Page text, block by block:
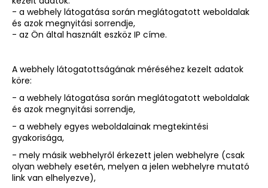
- a webhely látogatása során meglátogatott weboldalak
és azok megnyitási sorrendje,
- az Ön által használt eszköz IP címe.
A webhely látogatottságának méréséhez kezelt adatok
köre:
- a webhely látogatása során meglátogatott weboldalak
és azok megnyitási sorrendje,
- a webhely egyes weboldalainak megtekintési
gyakorisága,
- mely másik webhelyről érkezett jelen webhelyre (csak
olyan webhely esetén, melyen a jelen webhelyre mutató
link van elhelyezve),